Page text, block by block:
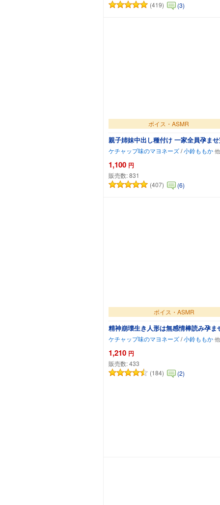
(419)
(3)
ボイス・ASMR
親子姉妹中出し種付け 一家全員孕ま
ケチャップ味のマヨネーズ/小鈴ももか
1,100 円
販売数:831
(407)
(6)
カートに追加
ボイス・ASMR
精神崩壊生き人形は無感情棒読み孕ま
ケチャップ味のマヨネーズ/小鈴ももか
1,210 円
販売数:433
(184)
(2)